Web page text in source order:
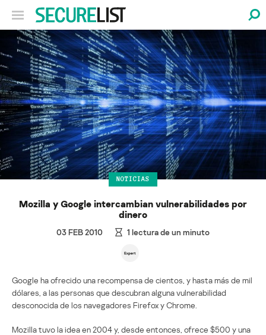
NOTICIAS
Mozilla y Google intercambian vulnerabilidades por
dinero
03 FEB 2010 1 lectura de un minuto
Google ha ofrecido una recompensa de cientos, y hasta más de mil
dólares, a las personas que descubran alguna vulnerabilidad
desconocida de los navegadores Firefox y Chrome.
Mozilla tuvo la idea en 2004 y, desde entonces, ofrece $500 y una